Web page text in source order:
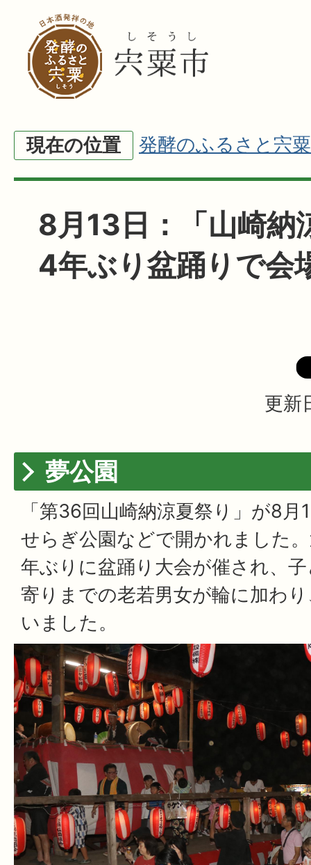
現在の位置 発酵のふるさと宍粟
8月13日：「山崎納
4年ぶり盆踊りで会
更新
夢公園
「第36回山崎納涼夏祭り」が8
せらぎ公園などで開かれました
年ぶりに盆踊り大会が催され、
寄りまでの老若男女が輪に加わ
いました。